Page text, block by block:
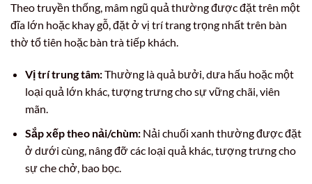
Theo truyền thống, mâm ngũ quả thường được đặt trên một
đĩa lớn hoặc khay gỗ, đặt ở vị trí trang trọng nhất trên bàn
thờ tổ tiên hoặc bàn trà tiếp khách.
Vị trí trung tâm:Thường là quả bưởi, dưa hấu hoặc một
loại quả lớn khác, tượng trưng cho sự vững chãi, viên
mãn.
Sắp xếp theo nải/chùm:Nải chuối xanh thường được đặt
ở dưới cùng, nâng đỡ các loại quả khác, tượng trưng cho
sự che chở, bao bọc.